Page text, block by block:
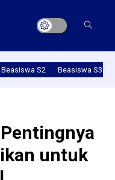
Beasiswa S2 Beasiswa S3
untuk